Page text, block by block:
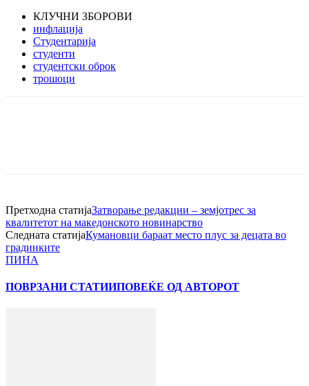
КЛУЧНИ ЗБОРОВИ
инфлација
Студентарија
студенти
студентски оброк
трошоци
Претходна статијаЗатворање редакции – земјотрес за
квалитетот на македонското новинарство
Следната статијаКумановци бараат место плус за децата во
градинките
ПИНА
ПОВРЗАНИ СТАТИИПОВЕЌЕ ОД АВТОРОТ